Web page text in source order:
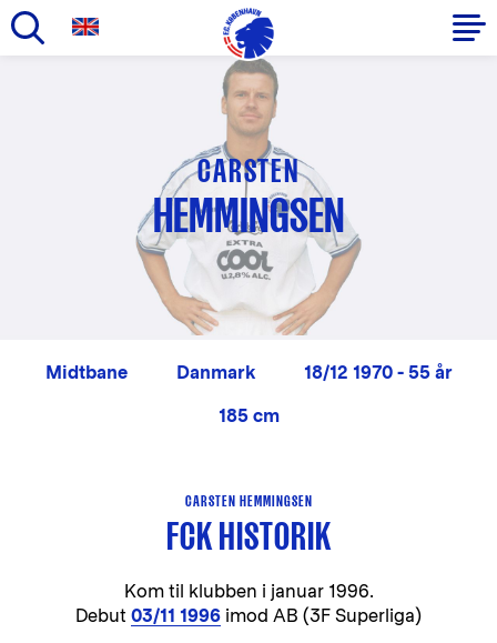
CARSTEN
HEMMINGSEN
Midtbane Danmark 18/12 1970 - 55 år
185 cm
CARSTEN HEMMINGSEN
FCK HISTORIK
Kom til klubben i januar 1996.
Debut 03/11 1996 imod AB (3F Superliga)